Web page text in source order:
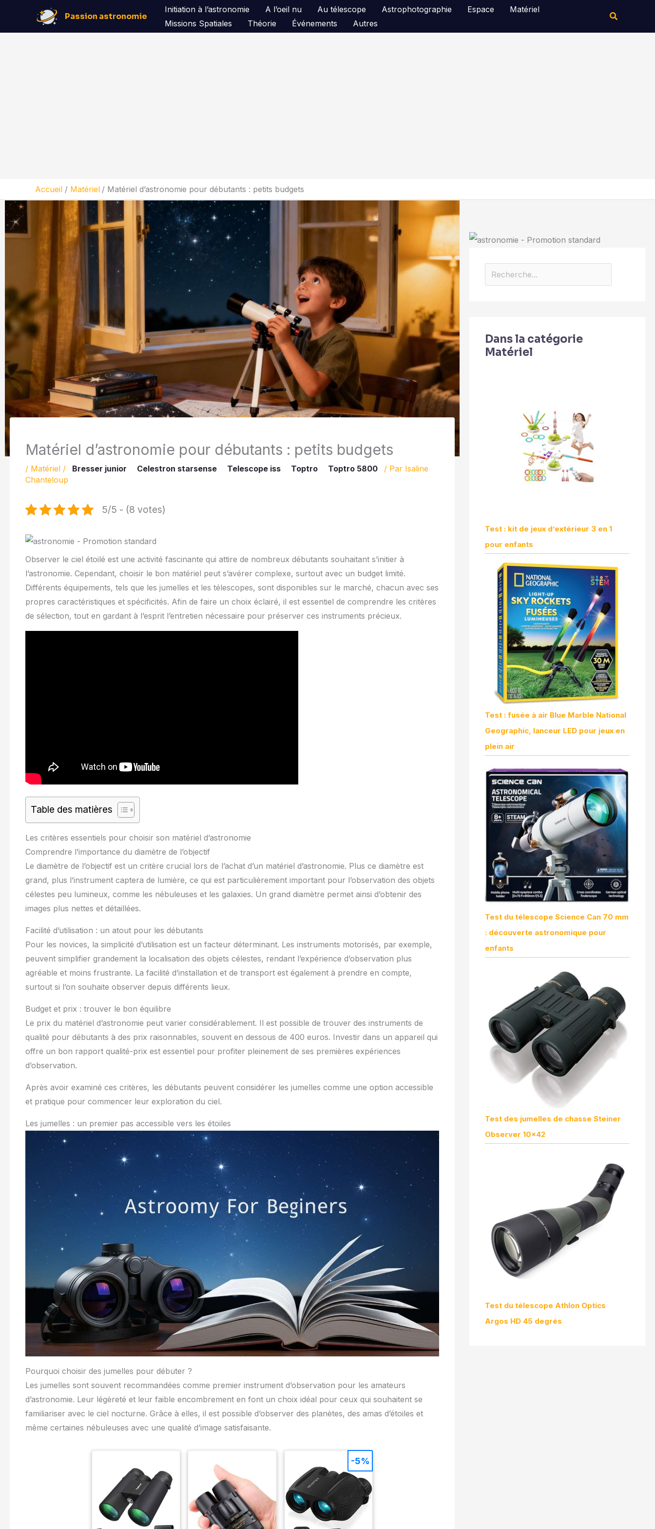
contenu
Passion astronomie
Initiation à l’astronomie A l’oeil nu Au télescope Astrophotographie Espace
Matériel
Missions Spatiales
Théorie Événements Autres
Rechercher
Accueil Matériel Matériel d’astronomie pour débutants : petits budgets
Matériel d’astronomie pour débutants : petits budgets
/ Matériel / Bresser junior Celestron starsense Telescope iss Toptro Toptro 5800 / Par Isaline
Chanteloup
5/5 - (8 votes)
Observer le ciel étoilé est une activité fascinante qui attire de nombreux débutants souhaitant s’initier à
l’astronomie. Cependant, choisir le bon matériel peut s’avérer complexe, surtout avec un budget limité.
Différents équipements, tels que les jumelles et les télescopes, sont disponibles sur le marché, chacun avec ses
propres caractéristiques et spécificités. Afin de faire un choix éclairé, il est essentiel de comprendre les critères
de sélection, tout en gardant à l’esprit l’entretien nécessaire pour préserver ces instruments précieux.
Table des matières
Les critères essentiels pour choisir son matériel d’astronomie
Comprendre l’importance du diamètre de l’objectif
Le diamètre de l’objectif est un critère crucial lors de l’achat d’un matériel d’astronomie. Plus ce diamètre est
grand, plus l’instrument captera de lumière, ce qui est particulièrement important pour l’observation des objets
célestes peu lumineux, comme les nébuleuses et les galaxies. Un grand diamètre permet ainsi d’obtenir des
images plus nettes et détaillées.
Facilité d’utilisation : un atout pour les débutants
Pour les novices, la simplicité d’utilisation est un facteur déterminant. Les instruments motorisés, par exemple,
peuvent simplifier grandement la localisation des objets célestes, rendant l’expérience d’observation plus
agréable et moins frustrante. La facilité d’installation et de transport est également à prendre en compte,
surtout si l’on souhaite observer depuis différents lieux.
Budget et prix : trouver le bon équilibre
Le prix du matériel d’astronomie peut varier considérablement. Il est possible de trouver des instruments de
qualité pour débutants à des prix raisonnables, souvent en dessous de 400 euros. Investir dans un appareil qui
offre un bon rapport qualité-prix est essentiel pour profiter pleinement de ses premières expériences
d’observation.
Après avoir examiné ces critères, les débutants peuvent considérer les jumelles comme une option accessible
et pratique pour commencer leur exploration du ciel.
Les jumelles : un premier pas accessible vers les étoiles
Pourquoi choisir des jumelles pour débuter ?
Les jumelles sont souvent recommandées comme premier instrument d’observation pour les amateurs
d’astronomie. Leur légèreté et leur faible encombrement en font un choix idéal pour ceux qui souhaitent se
familiariser avec le ciel nocturne. Grâce à elles, il est possible d’observer des planètes, des amas d’étoiles et
même certaines nébuleuses avec une qualité d’image satisfaisante.
-5%
Rechercher
Dans la catégorie
Matériel
Test : kit de jeux d’extérieur 3 en 1
pour enfants
Test : fusée à air Blue Marble National
Geographic, lanceur LED pour jeux en
plein air
Test du télescope Science Can 70 mm
: découverte astronomique pour
enfants
Test des jumelles de chasse Steiner
Observer 10×42
Test du télescope Athlon Optics
Argos HD 45 degrés